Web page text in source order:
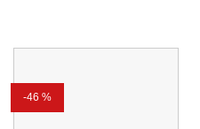
-46 %